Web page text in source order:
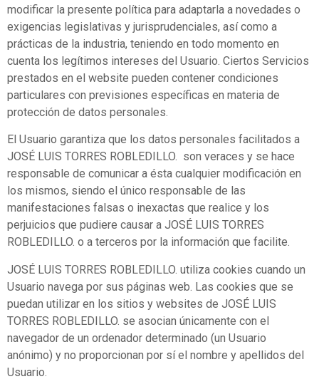
modificar la presente política para adaptarla a novedades o
exigencias legislativas y jurisprudenciales, así como a
prácticas de la industria, teniendo en todo momento en
cuenta los legítimos intereses del Usuario. Ciertos Servicios
prestados en el website pueden contener condiciones
particulares con previsiones específicas en materia de
protección de datos personales.
El Usuario garantiza que los datos personales facilitados a
JOSÉ LUIS TORRES ROBLEDILLO. son veraces y se hace
responsable de comunicar a ésta cualquier modificación en
los mismos, siendo el único responsable de las
manifestaciones falsas o inexactas que realice y los
perjuicios que pudiere causar a JOSÉ LUIS TORRES
ROBLEDILLO. o a terceros por la información que facilite.
JOSÉ LUIS TORRES ROBLEDILLO. utiliza cookies cuando un
Usuario navega por sus páginas web. Las cookies que se
puedan utilizar en los sitios y websites de JOSÉ LUIS
TORRES ROBLEDILLO. se asocian únicamente con el
navegador de un ordenador determinado (un Usuario
anónimo) y no proporcionan por sí el nombre y apellidos del
Usuario.